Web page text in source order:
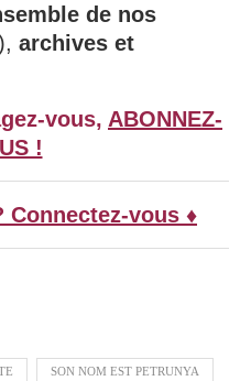
de nos
archives et
vous, ABONNEZ-
!
Connectez-vous ♦
SON NOM EST PETRUNYA